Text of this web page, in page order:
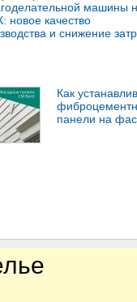
машины
новое качество
и снижение
Как
панели на